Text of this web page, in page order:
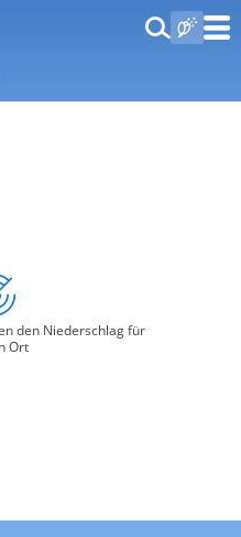
den Niederschlag für
Ort